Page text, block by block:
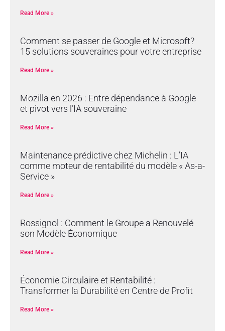
Read More »
Comment se passer de Google et Microsoft?
15 solutions souveraines pour votre entreprise
Read More »
Mozilla en 2026 : Entre dépendance à Google
et pivot vers l’IA souveraine
Read More »
Maintenance prédictive chez Michelin : L’IA
comme moteur de rentabilité du modèle « As-a-
Service »
Read More »
Rossignol : Comment le Groupe a Renouvelé
son Modèle Économique
Read More »
Économie Circulaire et Rentabilité :
Transformer la Durabilité en Centre de Profit
Read More »